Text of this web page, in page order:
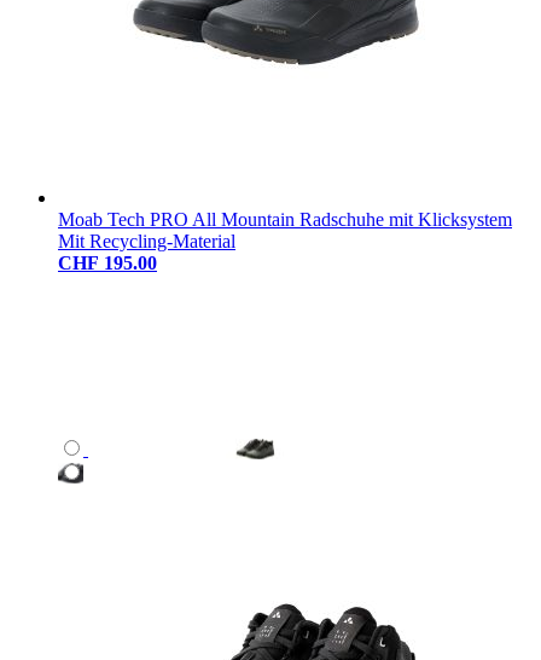
Moab Tech PRO All Mountain Radschuhe mit Klicksystem
Mit Recycling-Material
CHF 195.00